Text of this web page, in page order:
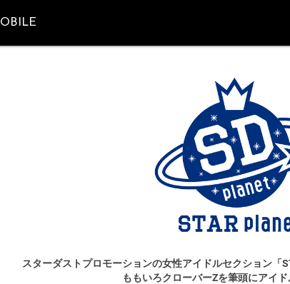
スターダストプロモーションの女性アイドルセクション「
ももいろクローバーZを筆頭にアイ